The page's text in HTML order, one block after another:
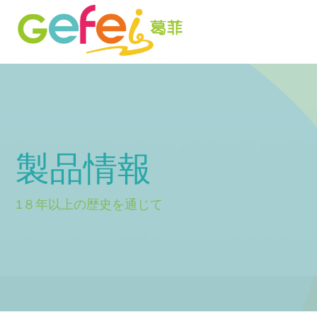
製品情報
1８年以上の歴史を通じて